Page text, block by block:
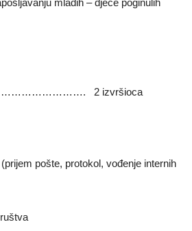
………………………. 2 izvršioca
pošte, protokol, vođenje internih